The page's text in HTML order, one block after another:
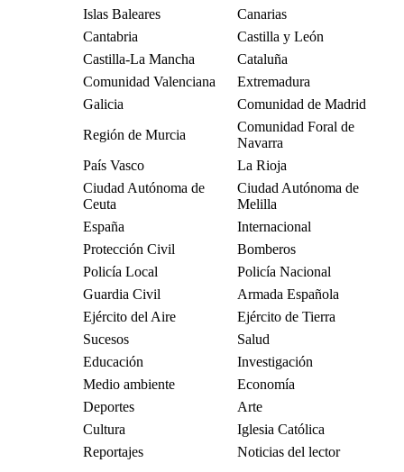
Islas Baleares
Canarias
Cantabria
Castilla y León
Castilla-La Mancha
Cataluña
Comunidad Valenciana
Extremadura
Galicia
Comunidad de Madrid
Región de Murcia
Comunidad Foral de
Navarra
País Vasco
La Rioja
Ciudad Autónoma de
Ceuta
Ciudad Autónoma de
Melilla
España
Internacional
Protección Civil
Bomberos
Policía Local
Policía Nacional
Guardia Civil
Armada Española
Ejército del Aire
Ejército de Tierra
Sucesos
Salud
Educación
Investigación
Medio ambiente
Economía
Deportes
Arte
Cultura
Iglesia Católica
Reportajes
Noticias del lector